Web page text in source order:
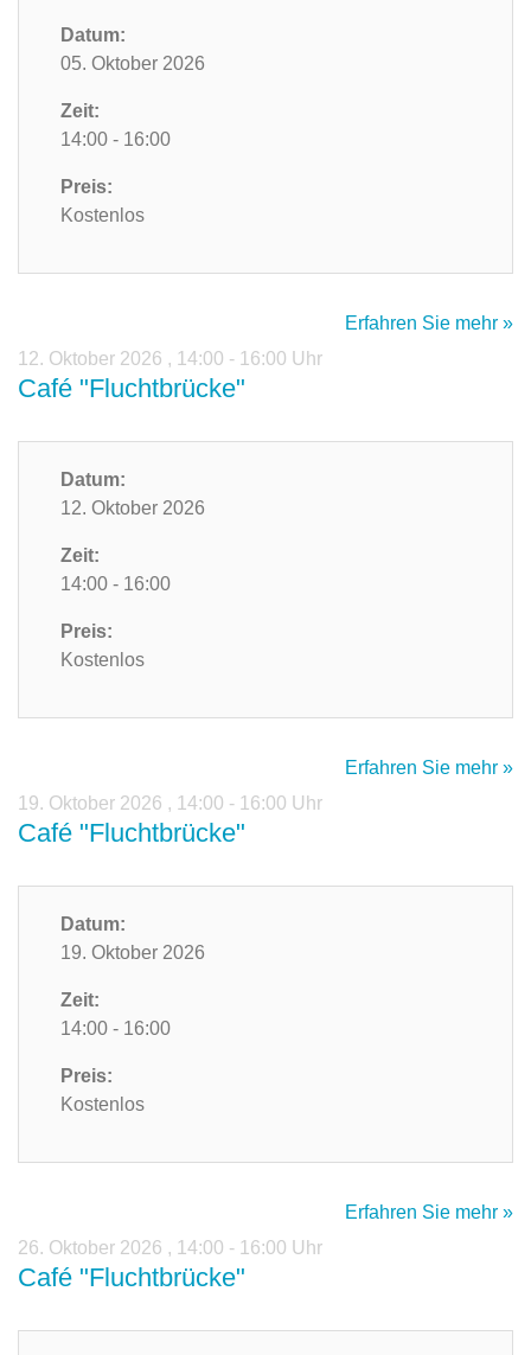
Datum:
05. Oktober 2026
Zeit:
14:00 - 16:00
Preis:
Kostenlos
Erfahren Sie mehr »
12. Oktober 2026 , 14:00 - 16:00 Uhr
Café "Fluchtbrücke"
Datum:
12. Oktober 2026
Zeit:
14:00 - 16:00
Preis:
Kostenlos
Erfahren Sie mehr »
19. Oktober 2026 , 14:00 - 16:00 Uhr
Café "Fluchtbrücke"
Datum:
19. Oktober 2026
Zeit:
14:00 - 16:00
Preis:
Kostenlos
Erfahren Sie mehr »
26. Oktober 2026 , 14:00 - 16:00 Uhr
Café "Fluchtbrücke"